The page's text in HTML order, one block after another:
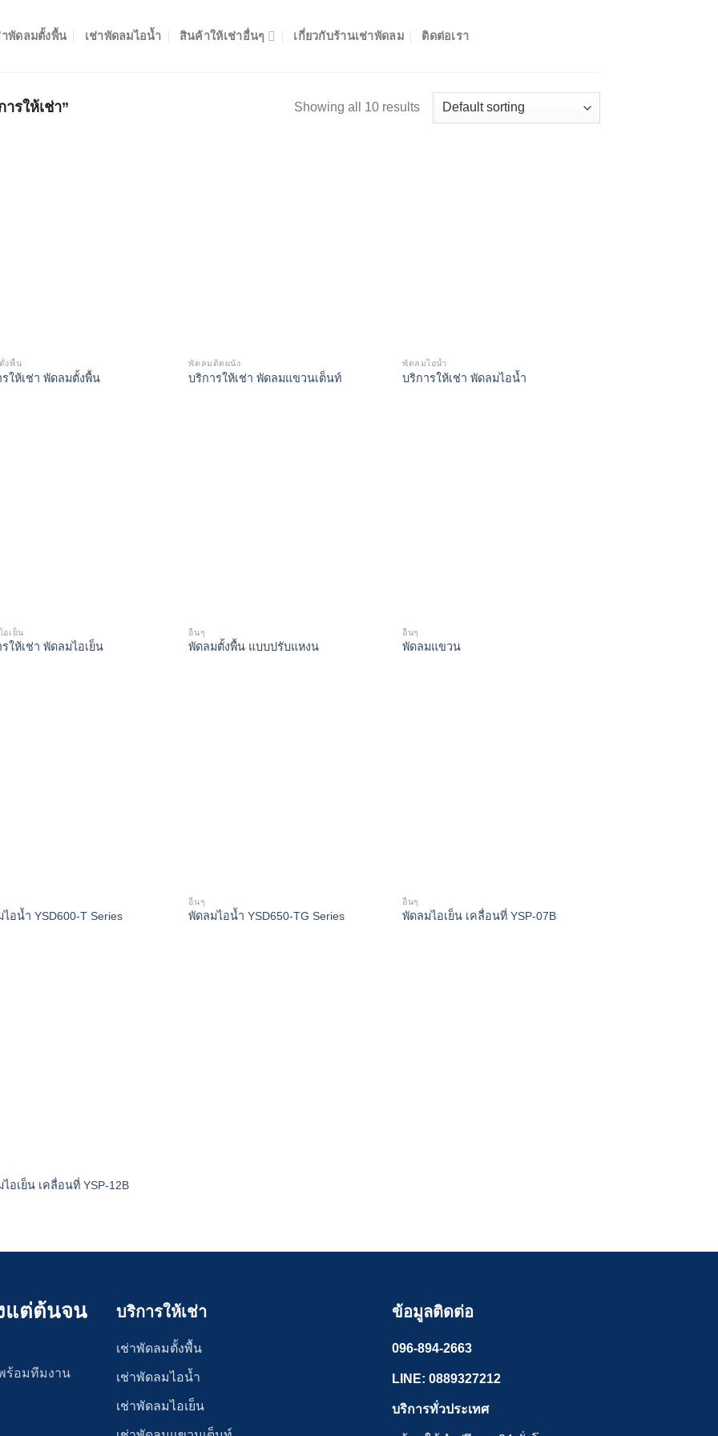
าพัดลมตั้งพื้น เช่าพัดลมไอน้ำ สินค้าให้เช่าอื่นๆ เกี่ยวกับร้านเช่าพัดลม ติดต่อเรา
ารให้เช่า” Showing all 10 results
งพื้น
ให้เช่า พัดลมตั้งพื้น
พัดลมติดผนัง
บริการให้เช่า พัดลมแขวนเต็นท์
พัดลมไอน้ำ
บริการให้เช่า พัดลมไอน้ำ
อเย็น
ให้เช่า พัดลมไอเย็น
อื่นๆ
พัดลมตั้งพื้น แบบปรับแหงน
อื่นๆ
พัดลมแขวน
อน้ำ YSD600-T Series
อื่นๆ
พัดลมไอน้ำ YSD650-TG Series
อื่นๆ
พัดลมไอเย็น เคลื่อนที่ YSP-07B
อเย็น เคลื่อนที่ YSP-12B
แต่ต้นจน
ร้อมทีมงาน
บริการให้เช่า
เช่าพัดลมตั้งพื้น
เช่าพัดลมไอน้ำ
เช่าพัดลมไอเย็น
ข้อมูลติดต่อ
096-894-2663
LINE: 0889327212
บริการทั่วประเทศ